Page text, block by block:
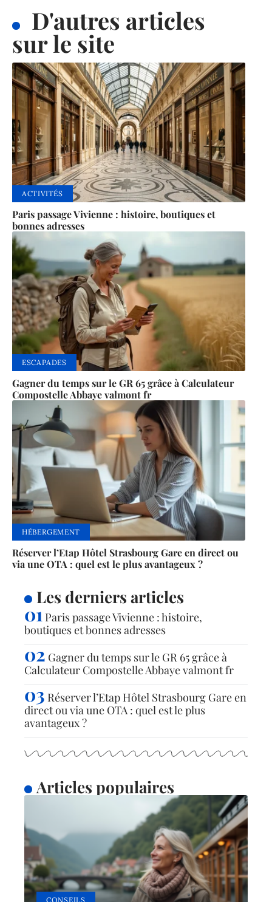
D'autres articles
sur le site
ACTIVITÉS
Paris passage Vivienne : histoire, boutiques et
bonnes adresses
ESCAPADES
Gagner du temps sur le GR 65 grâce à Calculateur
Compostelle Abbaye valmont fr
HÉBERGEMENT
Réserver l’Etap Hôtel Strasbourg Gare en direct ou
via une OTA : quel est le plus avantageux ?
Les derniers articles
Paris passage Vivienne : histoire,
boutiques et bonnes adresses
Gagner du temps sur le GR 65 grâce à
Calculateur Compostelle Abbaye valmont fr
Réserver l’Etap Hôtel Strasbourg Gare en
direct ou via une OTA : quel est le plus
avantageux ?
Articles populaires
CONSEILS